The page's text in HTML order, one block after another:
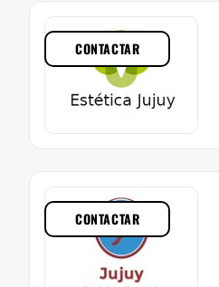
CONTACTAR
CONTACTAR